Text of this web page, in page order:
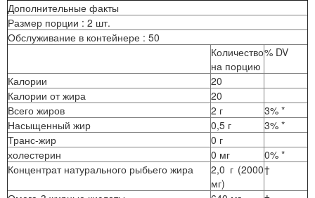
Дополнительные факты
Размер порции : 2 шт.
Обслуживание в контейнере : 50
Количество
на порцию
% DV
Калории
20
Калории от жира
20
Всего жиров
2 г
3% *
Насыщенный жир
0,5 г
3% *
Транс-жир
0 г
холестерин
0 мг
0% *
Концентрат натурального рыбьего жира
2,0 г (2000
мг)
†